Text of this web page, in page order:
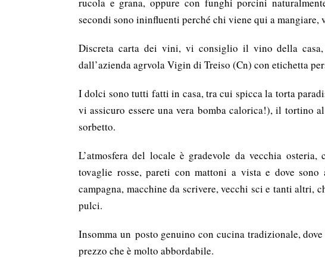
secondi sono ininfluenti perché chi viene qui a mangiare,
Discreta carta dei vini, vi consiglio il vino della
dall’azienda agrvola Vigin di Treiso (Cn) con etichetta
I dolci sono tutti fatti in casa, tra cui spicca la torta
vi assicuro essere una vera bomba calorica!), il tortino
sorbetto.
L’atmosfera del locale è gradevole da vecchia
tovaglie rosse, pareti con mattoni a vista e dove
campagna, macchine da scrivere, vecchi sci e tanti altri,
pulci.
Insomma un posto genuino con cucina tradizionale,
prezzo che è molto abbordabile.